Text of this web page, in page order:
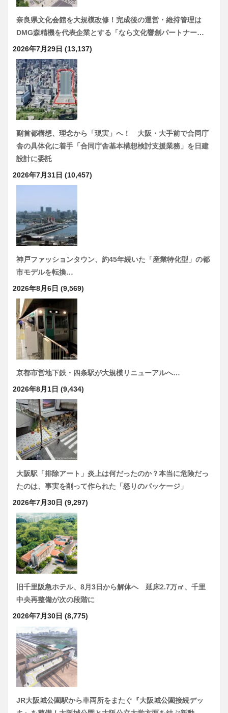
奈良県文化会館を大規模改修！完成後の運営・維持管理は
DMG森精機を代表企業とする「なら文化響創パートナー…
2026年7月29日 (13,137)
副首都構想、理念から「現実」へ！ 大阪・大手前で合同庁
舎の具体化に着手「合同庁舎基本構想検討支援業務」を日建
設計に委託
2026年7月31日 (10,457)
神戸ファッションタウン、約45年続いた「産業特化型」の都
市モデルを転換…
2026年8月6日 (9,569)
京都市営地下鉄・四条駅が大規模リニューアルへ…
2026年8月1日 (9,434)
大阪駅「排除アート」炎上は何だったのか？本当に危険だっ
たのは、事実を削って作られた「怒りのパッケージ」
2026年7月30日 (9,297)
旧千里阪急ホテル、8月3日から解体へ 延床2.7万㎡、千里
中央再整備が次の段階に
2026年7月30日 (8,775)
JR大阪城公園駅から車両所をまたぐ『大阪城公園接続デッ